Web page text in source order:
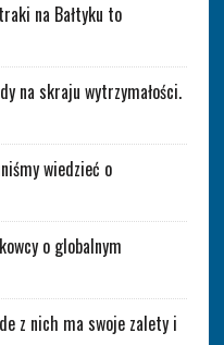
na Bałtyku to
na skraju wytrzymałości.
wiedzieć o
o globalnym
z nich ma swoje zalety i